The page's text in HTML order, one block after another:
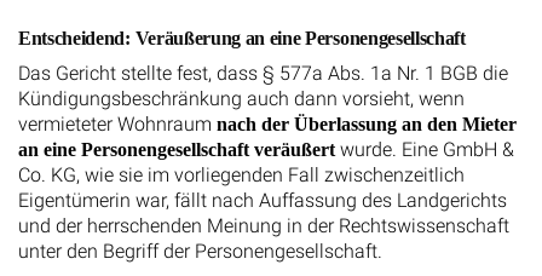
Entscheidend: Veräußerung an eine Personengesellschaft
Das Gericht stellte fest, dass § 577a Abs. 1a Nr. 1 BGB die
Kündigungsbeschränkung auch dann vorsieht, wenn
vermieteter Wohnraum nach der Überlassung an den Mieter
an eine Personengesellschaft veräußertwurde. Eine GmbH &
Co. KG, wie sie im vorliegenden Fall zwischenzeitlich
Eigentümerin war, fällt nach Auffassung des Landgerichts
und der herrschenden Meinung in der Rechtswissenschaft
unter den Begriff der Personengesellschaft.